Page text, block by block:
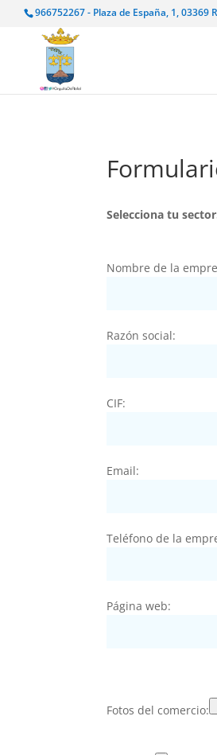
966752267 - Plaza de España, 1, 03369
Selecciona tu
Nombre de la
Razón social:
CIF:
Email:
Teléfono de la
Página web:
Fotos del comercio: